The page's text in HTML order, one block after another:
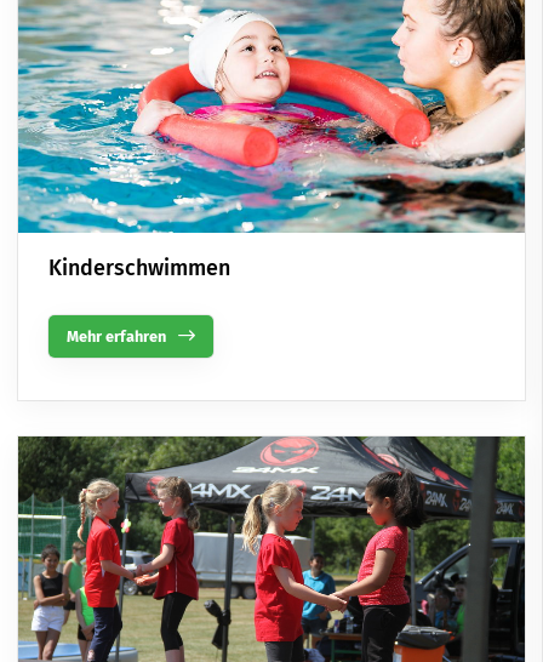
Kinderschwimmen
Mehr erfahren